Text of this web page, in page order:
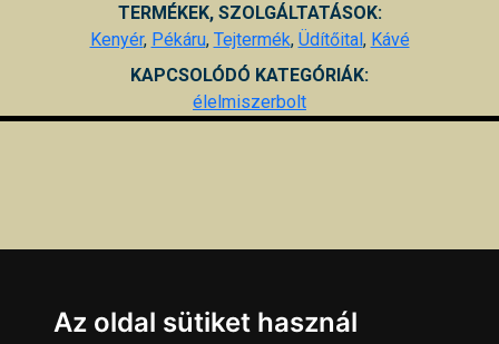
TERMÉKEK, SZOLGÁLTATÁSOK:
Kenyér, Pékáru, Tejtermék, Üdítőital, Kávé
KAPCSOLÓDÓ KATEGÓRIÁK:
élelmiszerbolt
Az oldal sütiket használ